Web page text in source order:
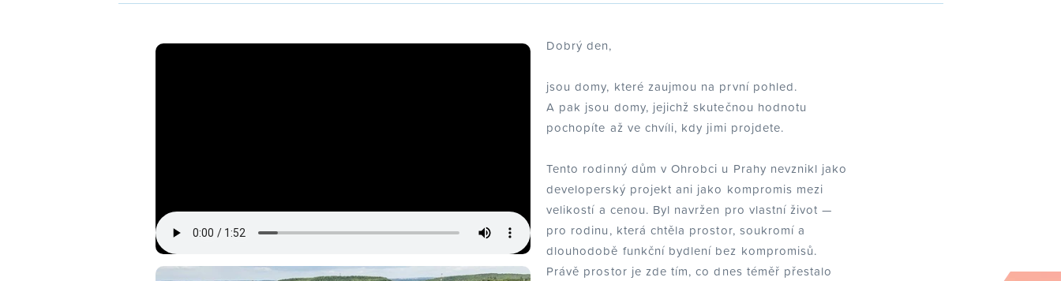
Dobrý den,
jsou domy, které zaujmou na první pohled.
A pak jsou domy, jejichž skutečnou hodnotu
pochopíte až ve chvíli, kdy jimi projdete.
Tento rodinný dům v Ohrobci u Prahy nevznikl jako
developerský projekt ani jako kompromis mezi
velikostí a cenou. Byl navržen pro vlastní život —
pro rodinu, která chtěla prostor, soukromí a
dlouhodobě funkční bydlení bez kompromisů.
Právě prostor je zde tím, co dnes téměř přestalo